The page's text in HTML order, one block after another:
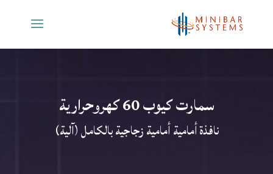
سمارت كيوب 60 كهروحرارية
نافذة أمامية أمامية زجاجية بالكامل (آلية)